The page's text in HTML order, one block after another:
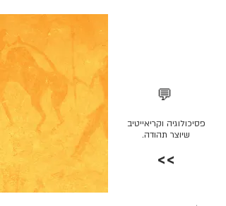
💬
פסיכולוגיה וקריאייטיב
שיוצר תהודה.
>>